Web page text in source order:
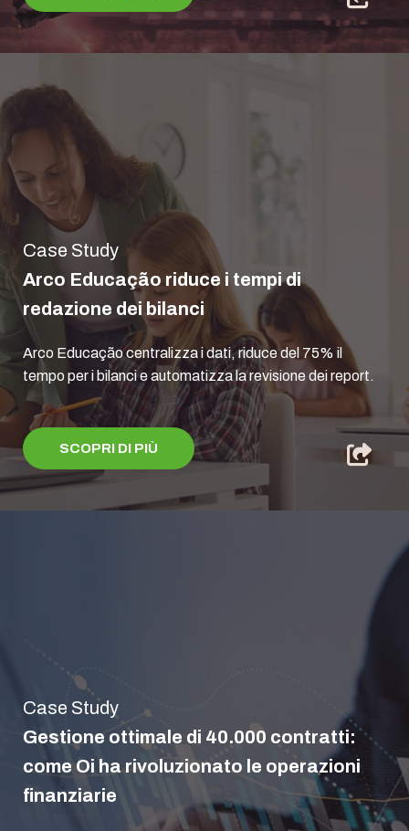
Case Study
Arco Educação riduce i tempi di
redazione dei bilanci
Arco Educação centralizza i dati, riduce del 75% il
tempo per i bilanci e automatizza la revisione dei report.
SCOPRI DI PIÙ
Case Study
Gestione ottimale di 40.000 contratti:
come Oi ha rivoluzionato le operazioni
finanziarie